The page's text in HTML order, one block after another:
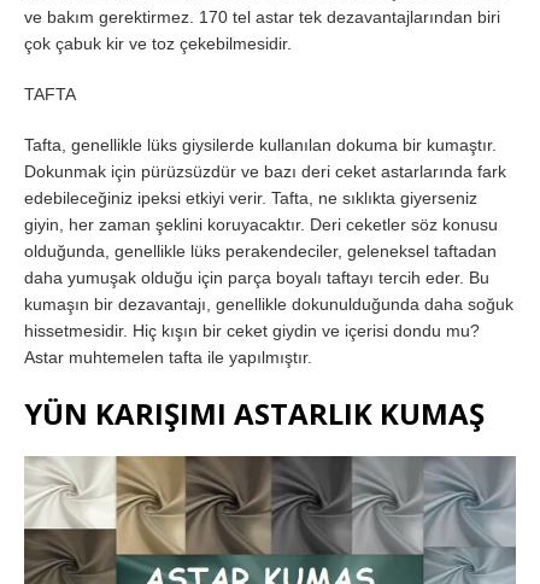
ve bakım gerektirmez. 170 tel astar tek dezavantajlarından biri
çok çabuk kir ve toz çekebilmesidir.
TAFTA
Tafta, genellikle lüks giysilerde kullanılan dokuma bir kumaştır.
Dokunmak için pürüzsüzdür ve bazı deri ceket astarlarında fark
edebileceğiniz ipeksi etkiyi verir. Tafta, ne sıklıkta giyerseniz
giyin, her zaman şeklini koruyacaktır. Deri ceketler söz konusu
olduğunda, genellikle lüks perakendeciler, geleneksel taftadan
daha yumuşak olduğu için parça boyalı taftayı tercih eder. Bu
kumaşın bir dezavantajı, genellikle dokunulduğunda daha soğuk
hissetmesidir. Hiç kışın bir ceket giydin ve içerisi dondu mu?
Astar muhtemelen tafta ile yapılmıştır.
YÜN KARIŞIMI ASTARLIK KUMAŞ